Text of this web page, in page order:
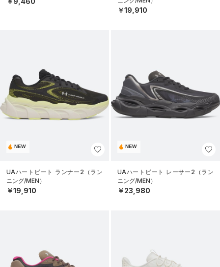
￥19,910
NEW
UAハートビート ランナー2（ラン
ニング/MEN）
￥19,910
NEW
UAハートビート レーサー2（ラン
ニング/MEN）
￥23,980